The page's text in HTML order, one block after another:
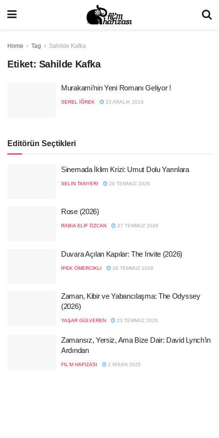
Home Tag Sahilde Kafka
Etiket: Sahilde Kafka
Murakami’nin Yeni Romanı Geliyor !
SEREL İĞREK 23 ARALIK 2016
Editörün Seçtikleri
Sinemada İklim Krizi: Umut Dolu Yarınlara
SELIN TANYERI 29 TEMMUZ 2026
Rose (2026)
RABIA ELIF ÖZCAN 27 TEMMUZ 2026
Duvara Açılan Kapılar: The Invite (2026)
İPEK ÖMERCIKLI 26 TEMMUZ 2026
Zaman, Kibir ve Yabancılaşma: The Odyssey
(2026)
YAŞAR GÜLVEREN 23 TEMMUZ 2026
Zamansız, Yersiz, Ama Bize Dair: David Lynch’in
Ardından
FIL'M HAFIZASI 2 NISAN 2025